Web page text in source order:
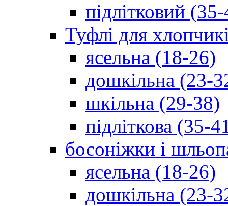
підлітковий
Туфлі для
ясельна (18-26)
дошкільна (23-
шкільна (29-38)
підліткова (35-
босоніжки і
ясельна (18-26)
дошкільна (23-